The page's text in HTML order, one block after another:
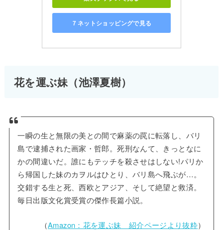
７ネットショッピングで見る
花を運ぶ妹（池澤夏樹）
一瞬の生と無限の美との間で麻薬の罠に転落し、バリ
島で逮捕された画家・哲郎。死刑なんて、きっとなに
かの間違いだ。誰にもテッチを殺させはしない!パリか
ら帰国した妹のカヲルはひとり、バリ島へ飛ぶが…。
交錯する生と死、西欧とアジア、そして絶望と救済。
毎日出版文化賞受賞の傑作長篇小説。
（Amazon：花を運ぶ妹 紹介ページより抜粋）